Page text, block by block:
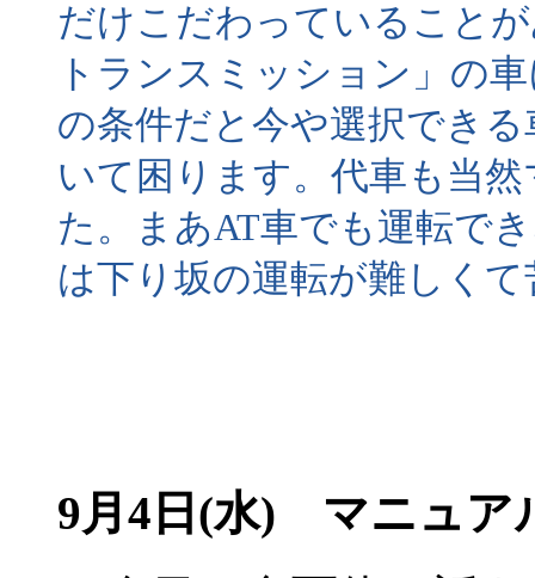
だけこだわっていること
トランスミッション」の
の条件だと今や選択でき
いて困ります。代車も当
た。まあAT車でも運転で
は下り坂の運転が難しく
9月4日(水) マニュア